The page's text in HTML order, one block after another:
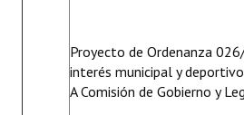
Proyecto de Ordenanza
interés municipal y deportivo
A Comisión de Gobierno y